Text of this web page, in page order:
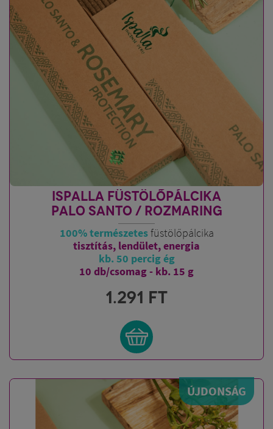
ISPALLA FÜSTÖLŐPÁLCIKA
PALO SANTO / ROZMARING
100% természetesfüstölőpálcika
tisztítás, lendület, energia
kb. 50 percig ég
10 db/csomag - kb. 15 g
1.291 FT
ÚJDONSÁG